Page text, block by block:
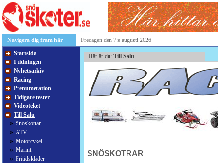
Navigera dig fram här
Fredagen den 7:e augusti 2026
Startsida
I tidningen
Nyhetsarkiv
Racing
Prenumeration
Tidigare tester
Videoteket
Till Salu
» Snöskotrar
» ATV
» Motorcykel
» Marint
» Fritidskläder
Här är du: Till Salu
SNÖSKOTRAR